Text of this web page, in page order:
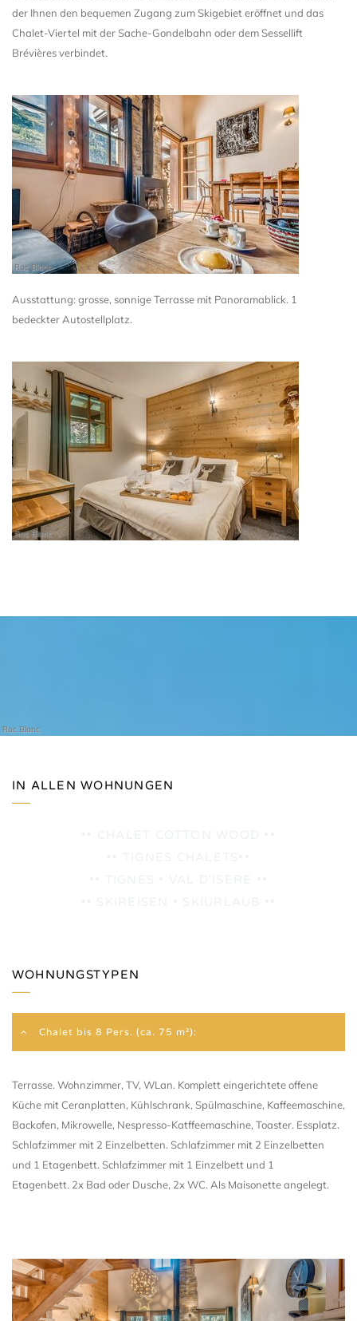
der Ihnen den bequemen Zugang zum Skigebiet eröffnet und das
Chalet-Viertel mit der Sache-Gondelbahn oder dem Sessellift
Brévières verbindet.
Roc Blanc
Ausstattung: grosse, sonnige Terrasse mit Panoramablick. 1
bedeckter Autostellplatz.
Roc Blanc
Roc Blanc
IN ALLEN WOHNUNGEN
WOHNUNGSTYPEN
Chalet bis 8 Pers. (ca. 75 m²):
Terrasse. Wohnzimmer, TV, WLan. Komplett eingerichtete offene
Küche mit Ceranplatten, Kühlschrank, Spülmaschine, Kaffeemaschine,
Backofen, Mikrowelle, Nespresso-Katffeemaschine, Toaster. Essplatz.
Schlafzimmer mit 2 Einzelbetten. Schlafzimmer mit 2 Einzelbetten
und 1 Etagenbett. Schlafzimmer mit 1 Einzelbett und 1
Etagenbett. 2x Bad oder Dusche, 2x WC. Als Maisonette angelegt.